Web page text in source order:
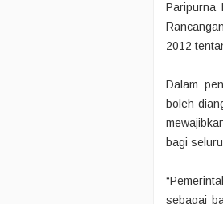
Paripurna
2012
Dalam
boleh
bagi
sebagai